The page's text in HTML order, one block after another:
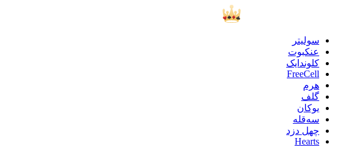
سولیتر
عنکبوت
کلوندایک
FreeCell
هرم
گلف
یوکان
سه‌قله
چهل دزد
Hearts